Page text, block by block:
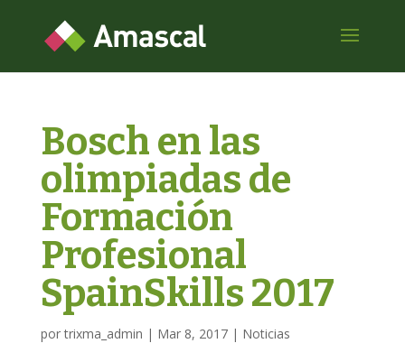
Bosch en las
olimpiadas de
Formación
Profesional
SpainSkills 2017
portrixma_admin | Mar 8, 2017| Noticias